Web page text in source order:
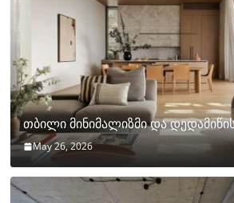
თბილი მინიმალიზმი და
May 26, 2026